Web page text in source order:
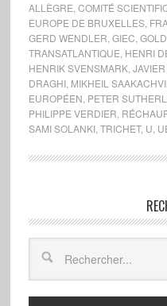
ALLÈGRE COMITÉ
EUROPE DE BRUXELLES,
GERD WENDLER GIEC
TRANSATLANTIQUE HENRI
HENRIK SVENSMARK,
DRAGHI, MIKHEIL SAAKACHVIL
EUROPÉEN PETER
PHILIPPE VERDIER
SAMI SOLANKI, TRICHET, U